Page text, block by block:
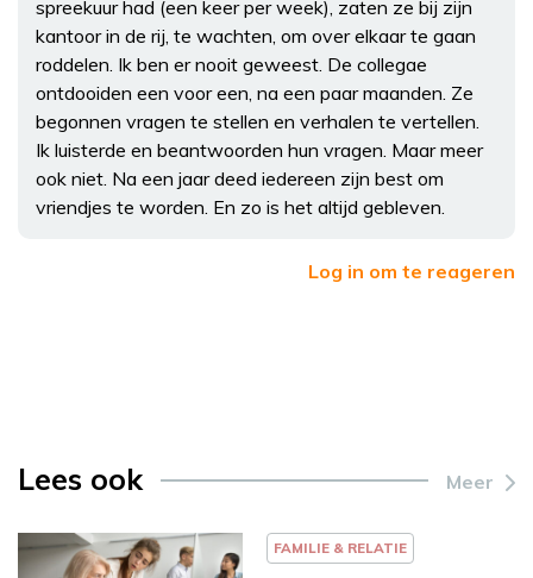
spreekuur had (een keer per week), zaten ze bij zijn
kantoor in de rij, te wachten, om over elkaar te gaan
roddelen. Ik ben er nooit geweest. De collegae
ontdooiden een voor een, na een paar maanden. Ze
begonnen vragen te stellen en verhalen te vertellen.
Ik luisterde en beantwoorden hun vragen. Maar meer
ook niet. Na een jaar deed iedereen zijn best om
vriendjes te worden. En zo is het altijd gebleven.
Log in om te reageren
Lees ook Meer
FAMILIE & RELATIE